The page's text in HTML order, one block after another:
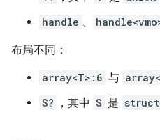
handle 、
布局不同：
array<T>:6 与
S?
，其中 S 是 struct